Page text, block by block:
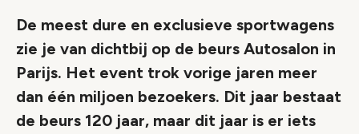
De meest dure en exclusieve sportwagens
zie je van dichtbij op de beurs Autosalon in
Parijs. Het event trok vorige jaren meer
dan één miljoen bezoekers. Dit jaar bestaat
de beurs 120 jaar, maar dit jaar is er iets